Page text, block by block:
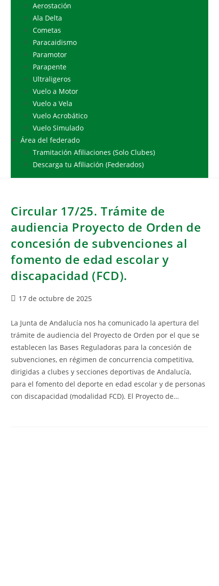
Aerostación
Ala Delta
Cometas
Paracaidismo
Paramotor
Parapente
Ultraligeros
Vuelo a Motor
Vuelo a Vela
Vuelo Acrobático
Vuelo Simulado
Área del federado
Tramitación Afiliaciones (Solo Clubes)
Descarga tu Afiliación (Federados)
Circular 17/25. Trámite de
audiencia Proyecto de Orden de
concesión de subvenciones al
fomento de edad escolar y
discapacidad (FCD).
17 de octubre de 2025
La Junta de Andalucía nos ha comunicado la apertura del
trámite de audiencia del Proyecto de Orden por el que se
establecen las Bases Reguladoras para la concesión de
subvenciones, en régimen de concurrencia competitiva,
dirigidas a clubes y secciones deportivas de Andalucía,
para el fomento del deporte en edad escolar y de personas
con discapacidad (modalidad FCD). El Proyecto de…